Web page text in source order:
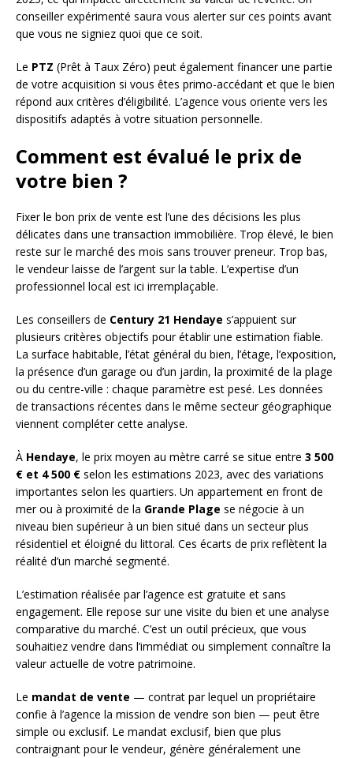
conseiller expérimenté saura vous alerter sur ces points avant
que vous ne signiez quoi que ce soit.
Le PTZ (Prêt à Taux Zéro) peut également financer une partie
de votre acquisition si vous êtes primo-accédant et que le bien
répond aux critères d’éligibilité. L’agence vous oriente vers les
dispositifs adaptés à votre situation personnelle.
Comment est évalué le prix de
votre bien ?
Fixer le bon prix de vente est l’une des décisions les plus
délicates dans une transaction immobilière. Trop élevé, le bien
reste sur le marché des mois sans trouver preneur. Trop bas,
le vendeur laisse de l’argent sur la table. L’expertise d’un
professionnel local est ici irremplaçable.
Les conseillers de Century 21 Hendaye s’appuient sur
plusieurs critères objectifs pour établir une estimation fiable.
La surface habitable, l’état général du bien, l’étage, l’exposition,
la présence d’un garage ou d’un jardin, la proximité de la plage
ou du centre-ville : chaque paramètre est pesé. Les données
de transactions récentes dans le même secteur géographique
viennent compléter cette analyse.
À Hendaye, le prix moyen au mètre carré se situe entre 3 500
€ et 4 500 € selon les estimations 2023, avec des variations
importantes selon les quartiers. Un appartement en front de
mer ou à proximité de la Grande Plage se négocie à un
niveau bien supérieur à un bien situé dans un secteur plus
résidentiel et éloigné du littoral. Ces écarts de prix reflètent la
réalité d’un marché segmenté.
L’estimation réalisée par l’agence est gratuite et sans
engagement. Elle repose sur une visite du bien et une analyse
comparative du marché. C’est un outil précieux, que vous
souhaitiez vendre dans l’immédiat ou simplement connaître la
valeur actuelle de votre patrimoine.
Le mandat de vente — contrat par lequel un propriétaire
confie à l’agence la mission de vendre son bien — peut être
simple ou exclusif. Le mandat exclusif, bien que plus
contraignant pour le vendeur, génère généralement une